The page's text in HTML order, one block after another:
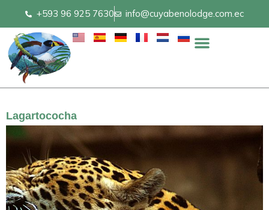
content
+593 96 925 7630 info@cuyabenolodge.com.ec
Lagartococha